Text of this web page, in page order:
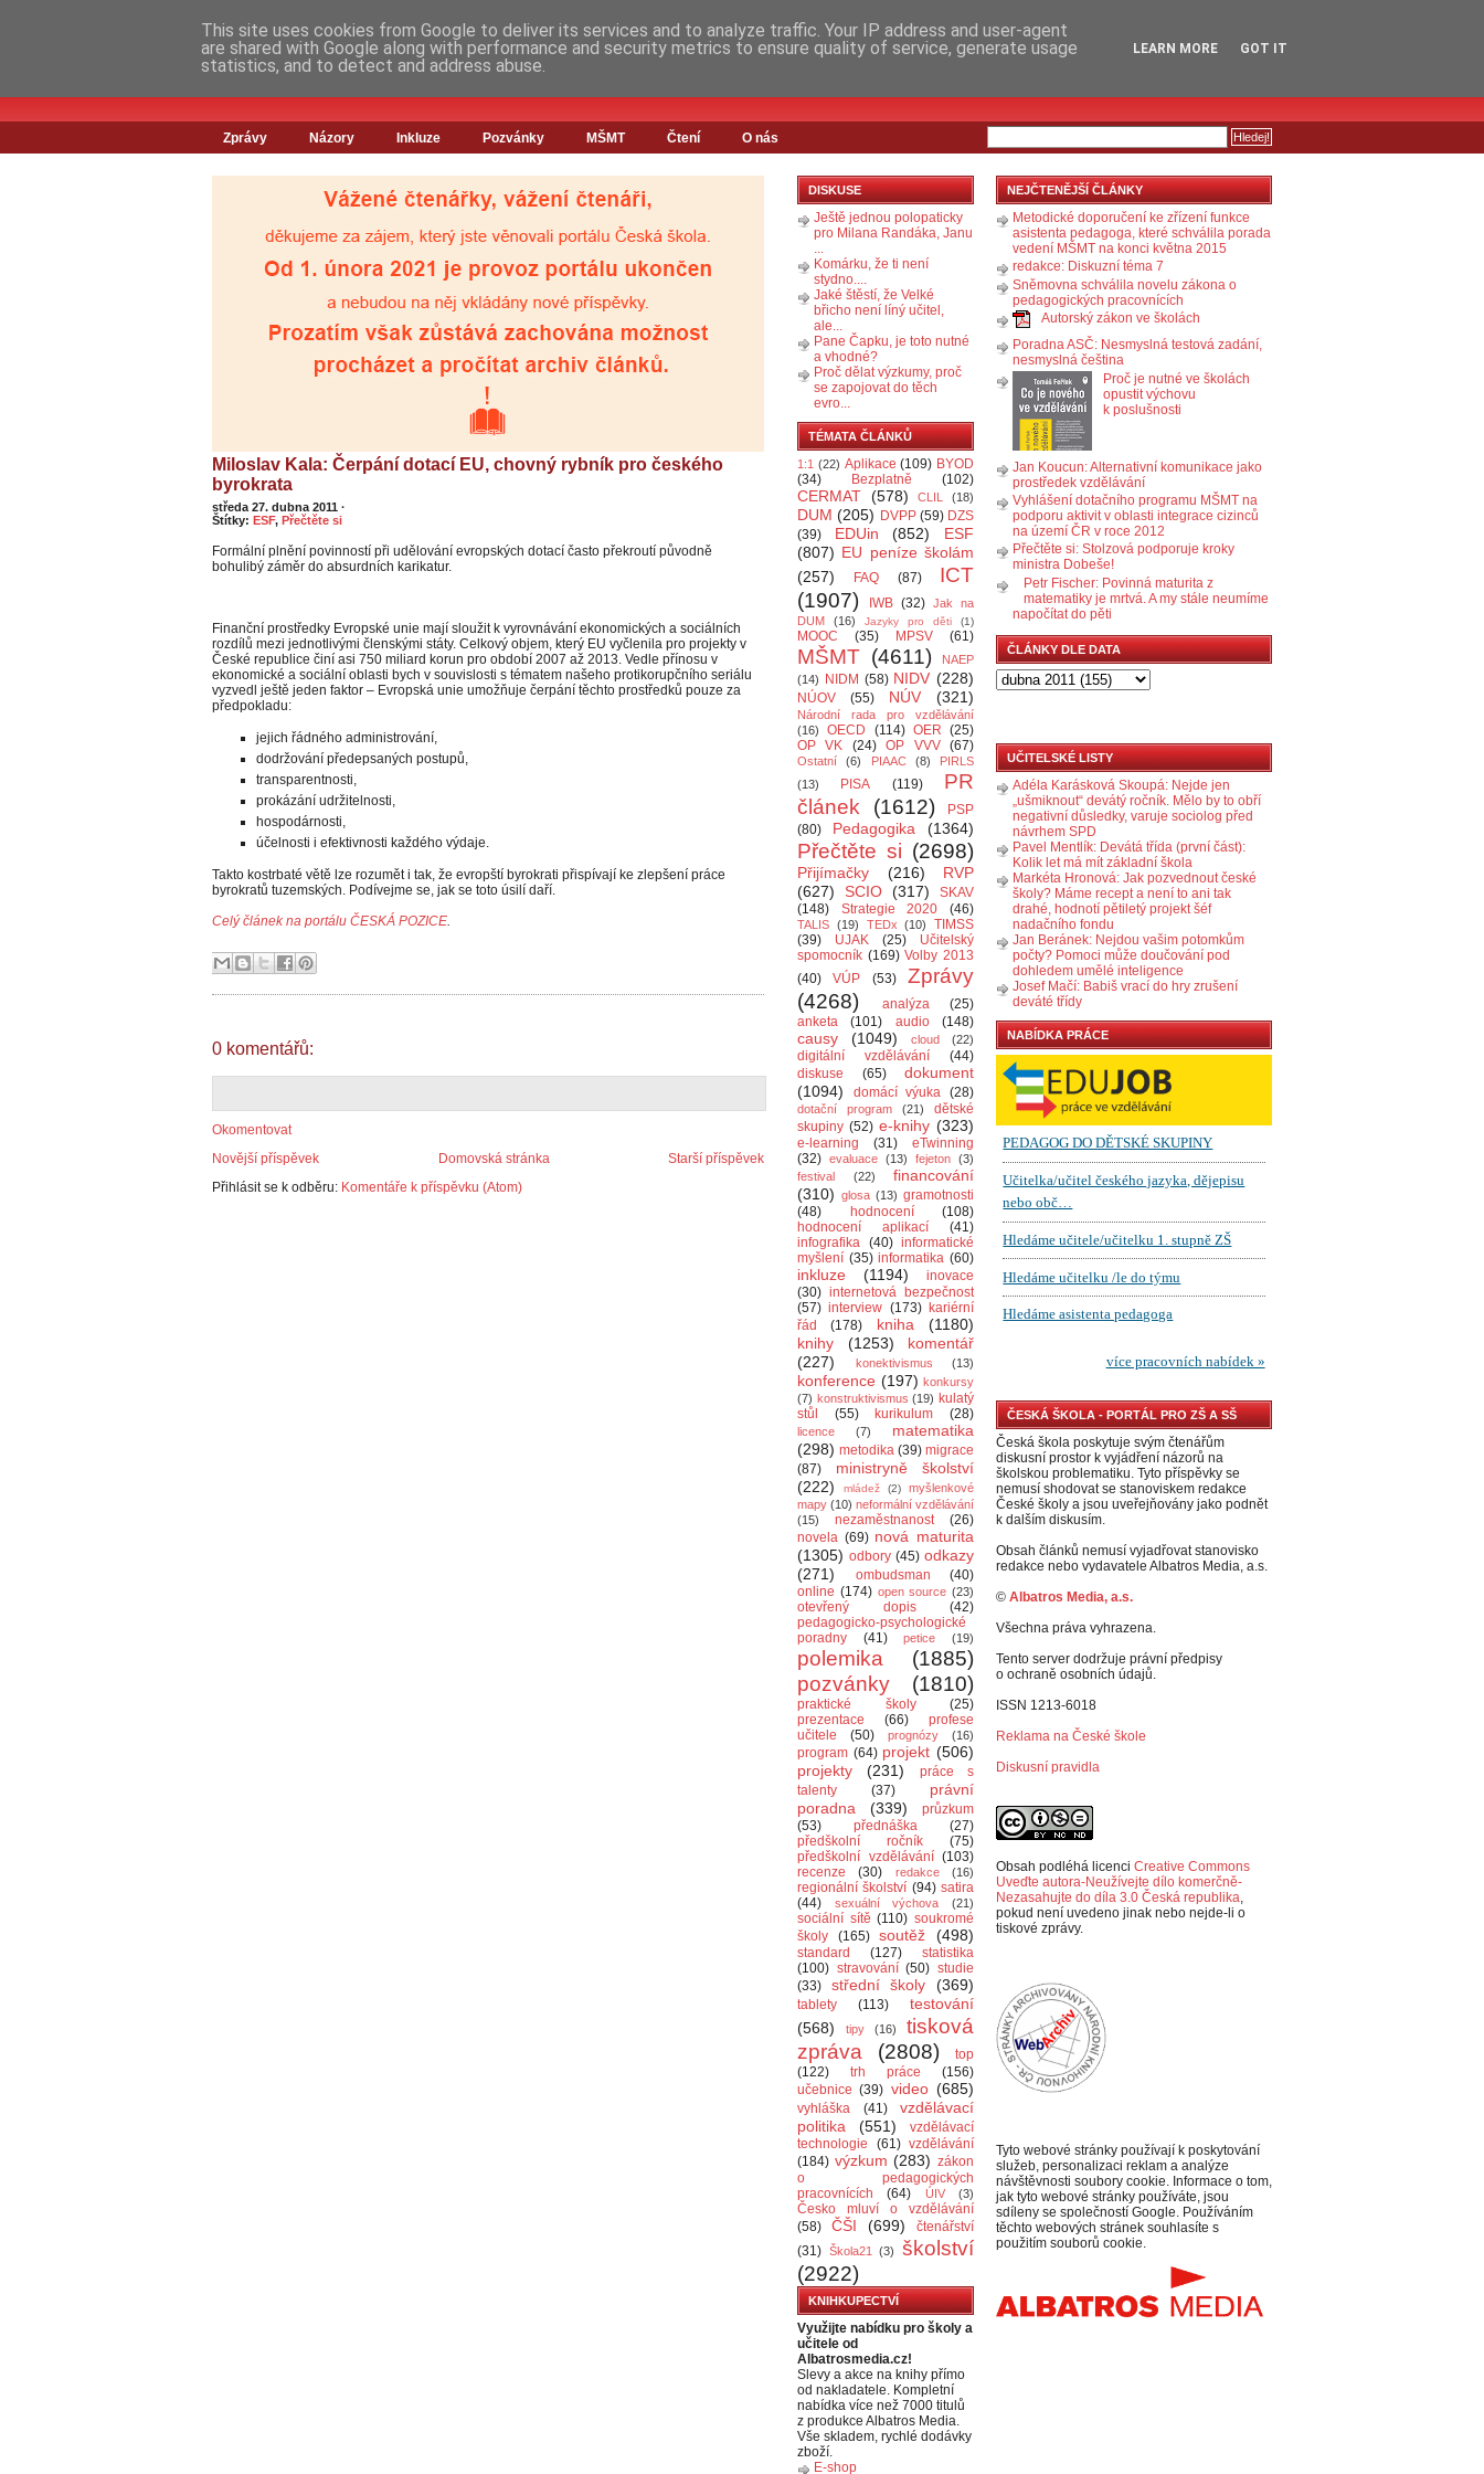
Zprávy Názory Inkluze Pozvánky MŠMT Čtení O nás
Miloslav Kala: Čerpání dotací EU, chovný rybník pro českého
byrokrata
středa 27. dubna 2011 ·
Štítky: ESF, Přečtěte si
Formální plnění povinností při udělování evropských dotací často překroutí původně
bohulibý záměr do absurdních karikatur.
Finanční prostředky Evropské unie mají sloužit k vyrovnávání ekonomických a sociálních
rozdílů mezi jednotlivými členskými státy. Celkový objem, který EU vyčlenila pro projekty v
České republice činí asi 750 miliard korun pro období 2007 až 2013. Vedle přínosu v
ekonomické a sociální oblasti bych v souvislosti s tématem našeho protikorupčního seriálu
vyzvedl ještě jeden faktor – Evropská unie umožňuje čerpání těchto prostředků pouze za
předpokladu:
jejich řádného administrování,
dodržování předepsaných postupů,
transparentnosti,
prokázání udržitelnosti,
hospodárnosti,
účelnosti i efektivnosti každého výdaje.
Takto kostrbaté větě lze rozumět i tak, že evropští byrokrati přispívají ke zlepšení práce
byrokratů tuzemských. Podívejme se, jak se toto úsilí daří.
Celý článek na portálu ČESKÁ POZICE.
0 komentářů:
Okomentovat
Novější příspěvek
Starší příspěvek
Domovská stránka
Přihlásit se k odběru: Komentáře k příspěvku (Atom)
DISKUSE
Ještě jednou polopaticky
pro Milana Randáka, Janu
...
Komárku, že ti není
stydno....
Jaké štěstí, že Velké
břicho není líný učitel,
ale...
Pane Čapku, je toto nutné
a vhodné?
Proč dělat výzkumy, proč
se zapojovat do těch
evro...
TÉMATA ČLÁNKŮ
1:1 (22) Aplikace (109) BYOD
(34)
Bezplatně (102)
CERMAT (578) CLIL (18)
DUM (205) DVPP (59) DZS
(39)
EDUin (852)
ESF
(807) EU peníze školám
(257)
FAQ (87)
ICT
(1907)
IWB (32) Jak na
DUM
(16) Jazyky pro děti (1)
MOOC (35) MPSV (61)
MŠMT (4611)
NAEP
(14)
NIDM (58) NIDV (228)
NÚOV (55) NÚV (321)
Národní rada pro vzdělávání
(16)
OECD (114) OER (25)
OP VK
(24) OP VVV (67)
Ostatní (6) PIAAC (8)
PIRLS
(13)
PISA (119)
PR
článek
(1612)
PSP
(80)
Pedagogika (1364)
Přečtěte si (2698)
Přijímačky (216)
RVP
(627)
SCIO (317)
SKAV
(148)
Strategie 2020 (46)
TALIS (19) TEDx (10)
TIMSS
(39)
UJAK (25)
Učitelský
spomocník (169) Volby 2013
(40)
VÚP (53)
Zprávy
(4268)
analýza
(25)
anketa
(101) audio (148)
causy (1049) cloud (22)
digitální vzdělávání
(44)
diskuse
(65)
dokument
(1094)
domácí výuka (28)
dotační program (21)
dětské
skupiny (52) e-knihy (323)
e-learning (31)
eTwinning
(32) evaluace (13) fejeton (3)
festival
(22)
financování
(310) glosa (13) gramotnosti
(48)
hodnocení
(108)
hodnocení aplikací
(41)
infografika (40) informatické
myšlení (35) informatika (60)
inkluze (1194)
inovace
(30) internetová bezpečnost
(57) interview (173) kariérní
řád
(178) kniha
(1180)
knihy
(1253)
komentář
(227)
konektivismus (13)
konference (197) konkursy
(7) konstruktivismus (19) kulatý
stůl
(55) kurikulum (28)
licence (7)
matematika
(298) metodika (39) migrace
(87)
ministryně školství
(222)
mládež (2)
myšlenkové
mapy (10) neformální vzdělávání
(15)
nezaměstnanost
(26)
novela (69) nová maturita
(1305) odbory (45) odkazy
(271)
ombudsman
(40)
online (174) open source (23)
otevřený dopis
(42)
pedagogicko-psychologické
poradny
(41) petice (19)
polemika
(1885)
pozvánky
(1810)
praktické školy
(25)
prezentace
(66)
profese
učitele
(50) prognózy (16)
program (64) projekt (506)
projekty
(231)
práce s
talenty
(37)
právní
poradna
(339)
průzkum
(53)
přednáška
(27)
předškolní ročník
(75)
předškolní vzdělávání (103)
recenze
(30) redakce (16)
regionální školství (94) satira
(44)
sexuální výchova (21)
sociální sítě (110) soukromé
školy
(165) soutěž (498)
standard (127)
statistika
(100) stravování (50) studie
(33)
střední školy (369)
tablety (113)
testování
(568)
tipy (16)
tisková
zpráva
(2808)
top
(122)
trh práce
(156)
učebnice (39) video (685)
vyhláška (41)
vzdělávací
politika
(551)
vzdělávací
technologie
(61) vzdělávání
(184) výzkum (283) zákon
o pedagogických
pracovnících
(64) ÚIV (3)
Česko mluví o vzdělávání
(58)
ČŠI (699)
čtenářství
(31) Škola21 (3)
školství
(2922)
KNIHKUPECTVÍ
Využijte nabídku pro školy a
učitele od
Albatrosmedia.cz!
Slevy a akce na knihy přímo
od nakladatele. Kompletní
nabídka více než 7000 titulů
z produkce Albatros Media.
Vše skladem, rychlé dodávky
zboží.
E-shop
NEJČTENĚJŠÍ ČLÁNKY
Metodické doporučení ke zřízení funkce
asistenta pedagoga, které schválila porada
vedení MŠMT na konci května 2015
redakce: Diskuzní téma 7
Sněmovna schválila novelu zákona o
pedagogických pracovnících
Autorský zákon ve školách
Poradna ASČ: Nesmyslná testová zadání,
nesmyslná čeština
Proč je nutné ve školách
opustit výchovu
k poslušnosti
Jan Koucun: Alternativní komunikace jako
prostředek vzdělávání
Vyhlášení dotačního programu MŠMT na
podporu aktivit v oblasti integrace cizinců
na území ČR v roce 2012
Přečtěte si: Stolzová podporuje kroky
ministra Dobeše!
Petr Fischer: Povinná maturita z
matematiky je mrtvá. A my stále neumíme
napočítat do pěti
ČLÁNKY DLE DATA
UČITELSKÉ LISTY
Adéla Karásková Skoupá: Nejde jen
„ušmiknout“ devátý ročník. Mělo by to obří
negativní důsledky, varuje sociolog před
návrhem SPD
Pavel Mentlík: Devátá třída (první část):
Kolik let má mít základní škola
Markéta Hronová: Jak pozvednout české
školy? Máme recept a není to ani tak
drahé, hodnotí pětiletý projekt šéf
nadačního fondu
Jan Beránek: Nejdou vašim potomkům
počty? Pomoci může doučování pod
dohledem umělé inteligence
Josef Mačí: Babiš vrací do hry zrušení
deváté třídy
NABÍDKA PRÁCE
ČESKÁ ŠKOLA - PORTÁL PRO ZŠ A SŠ
Česká škola poskytuje svým čtenářům
diskusní prostor k vyjádření názorů na
školskou problematiku. Tyto příspěvky se
nemusí shodovat se stanoviskem redakce
České školy a jsou uveřejňovány jako podnět
k dalším diskusím.
Obsah článků nemusí vyjadřovat stanovisko
redakce nebo vydavatele Albatros Media, a.s.
© Albatros Media, a.s.
Všechna práva vyhrazena.
Tento server dodržuje právní předpisy
o ochraně osobních údajů.
ISSN 1213-6018
Reklama na České škole
Diskusní pravidla
Obsah podléhá licenci Creative Commons
Uveďte autora-Neužívejte dílo komerčně-
Nezasahujte do díla 3.0 Česká republika,
pokud není uvedeno jinak nebo nejde-li o
tiskové zprávy.
Tyto webové stránky používají k poskytování
služeb, personalizaci reklam a analýze
návštěvnosti soubory cookie. Informace o tom,
jak tyto webové stránky používáte, jsou
sdíleny se společností Google. Používáním
těchto webových stránek souhlasíte s
použitím souborů cookie.
This site uses cookies from Google to deliver its services and to analyze traffic. Your IP address and user-agent
are shared with Google along with performance and security metrics to ensure quality of service, generate usage
statistics, and to detect and address abuse.
LEARN MORE GOT IT